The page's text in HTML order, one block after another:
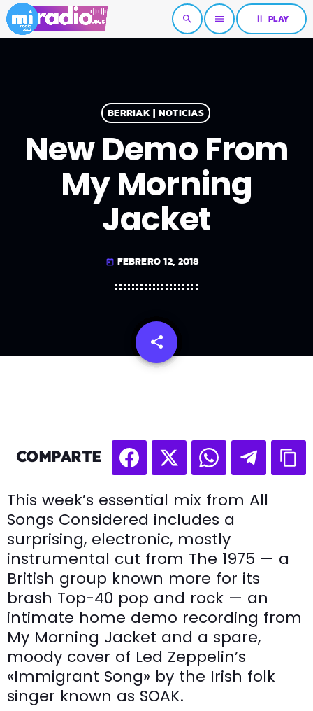
search menu pause PLAY
BERRIAK | NOTICIAS
New Demo From
My Morning
Jacket
today FEBRERO 12, 2018
share
email
COMPARTE
This week’s essential mix from All
Songs Considered includes a
surprising, electronic, mostly
instrumental cut from The 1975 — a
British group known more for its
brash Top-40 pop and rock — an
intimate home demo recording from
My Morning Jacket and a spare,
moody cover of Led Zeppelin’s
«Immigrant Song» by the Irish folk
singer known as SOAK.